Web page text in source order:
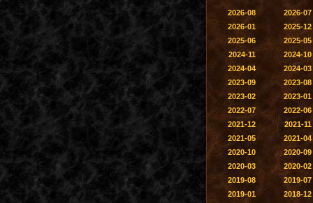
2026-08
2026-07
2026-01
2025-12
2025-06
2025-05
2024-11
2024-10
2024-04
2024-03
2023-09
2023-08
2023-02
2023-01
2022-07
2022-06
2021-12
2021-11
2021-05
2021-04
2020-10
2020-09
2020-03
2020-02
2019-08
2019-07
2019-01
2018-12